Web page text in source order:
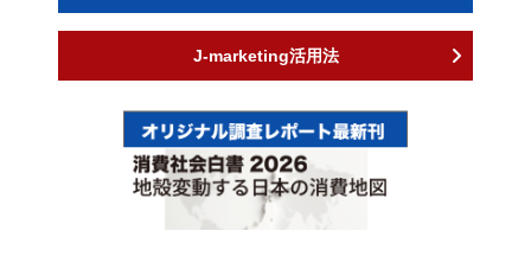
J-marketing活用法